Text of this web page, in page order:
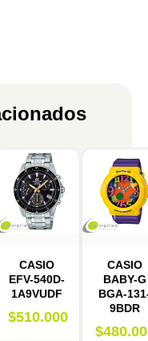
CASIO
EFV-540D-
1A9VUDF
$510.000
CASIO
BABY-G
BGA-
9BDR
$